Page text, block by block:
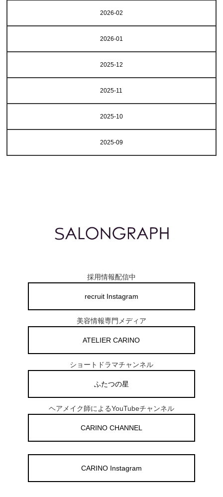
2026-02
2026-01
2025-12
2025-11
2025-10
2025-09
採用情報配信中
recruit Instagram
美容情報専門メディア
ATELIER CARINO
ショートドラマチャンネル
ふたつの星
ヘアメイク師によるYouTubeチャンネル
CARINO CHANNEL
CARINO Instagram